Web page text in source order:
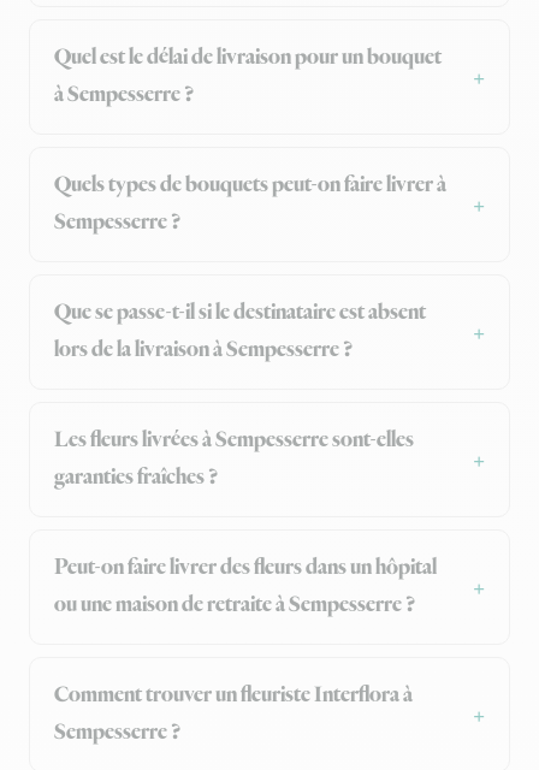
Quel est le délai de livraison pour un bouquet
à Sempesserre ?
Quels types de bouquets peut-on faire livrer à
Sempesserre ?
Que se passe-t-il si le destinataire est absent
lors de la livraison à Sempesserre ?
Les fleurs livrées à Sempesserre sont-elles
garanties fraîches ?
Peut-on faire livrer des fleurs dans un hôpital
ou une maison de retraite à Sempesserre ?
Comment trouver un fleuriste Interflora à
Sempesserre ?